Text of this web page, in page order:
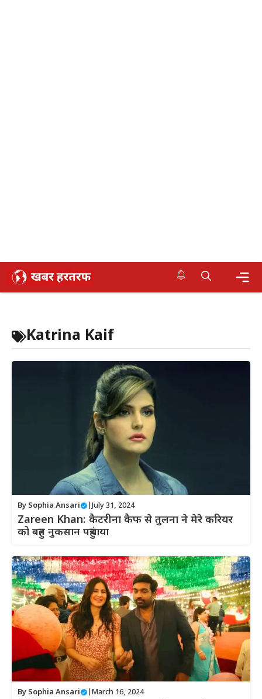
Skip
Katrina Kaif
By Sophia Ansari July 31, 2024
Zareen Khan: कैटरीना कैफ से तुलना ने मेरे करियर
को बहुत नुकसान पहुंचाया
By Sophia Ansari March 16, 2024